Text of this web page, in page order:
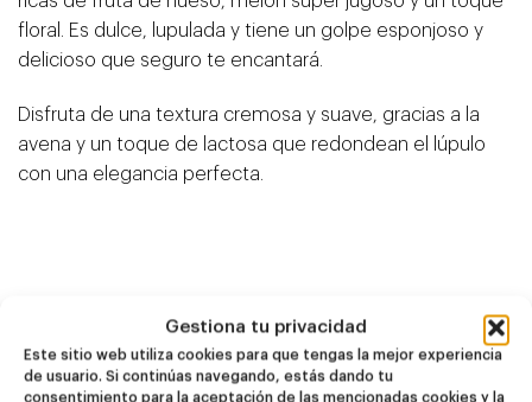
Gestiona tu privacidad
Este sitio web utiliza cookies para que tengas la mejor experiencia
de usuario. Si continúas navegando, estás dando tu
consentimiento para la aceptación de las mencionadas cookies y la
floral. Es dulce, lupulada y tiene un golpe esponjoso y
delicioso que seguro te encantará.
Disfruta de una textura cremosa y suave, gracias a la
avena y un toque de lactosa que redondean el lúpulo
con una elegancia perfecta.
Productos
relacionados